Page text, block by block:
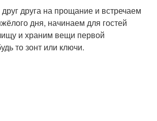
друга на прощание и встречаем
дня, начинаем для гостей
и храним вещи первой
то зонт или ключи.